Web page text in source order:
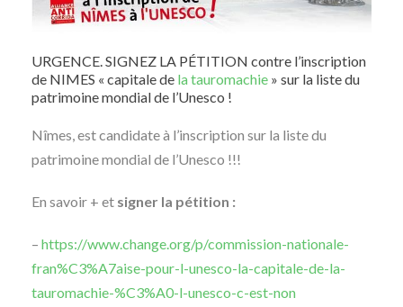
URGENCE. SIGNEZ LA PÉTITION contre l’inscription
de NIMES « capitale de la tauromachie » sur la liste du
patrimoine mondial de l’Unesco !
Nîmes, est candidate à l’inscription sur la liste du
patrimoine mondial de l’Unesco !!!
En savoir + et signer la pétition :
– https://www.change.org/p/commission-nationale-
fran%C3%A7aise-pour-l-unesco-la-capitale-de-la-
tauromachie-%C3%A0-l-unesco-c-est-non